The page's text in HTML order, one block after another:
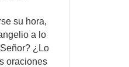
su hora,
a lo
¿Lo
oraciones